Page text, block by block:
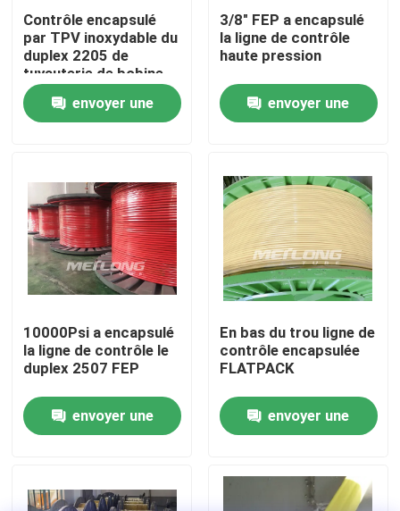
Produits
Vidéos
Visite d'usine
Contrôle de qualité
Contactez-nous
Ligne de commande hydraulique
Contrôle encapsulé
par TPV inoxydable du
duplex 2205 de
tuyauterie de bobine
d'Uns S32205
envoyer une
3/8" FEP a encapsulé
la ligne de contrôle
haute pression
envoyer une
10000Psi a encapsulé
la ligne de contrôle le
duplex 2507 FEP
envoyer une
En bas du trou ligne de
contrôle encapsulée
FLATPACK
envoyer une